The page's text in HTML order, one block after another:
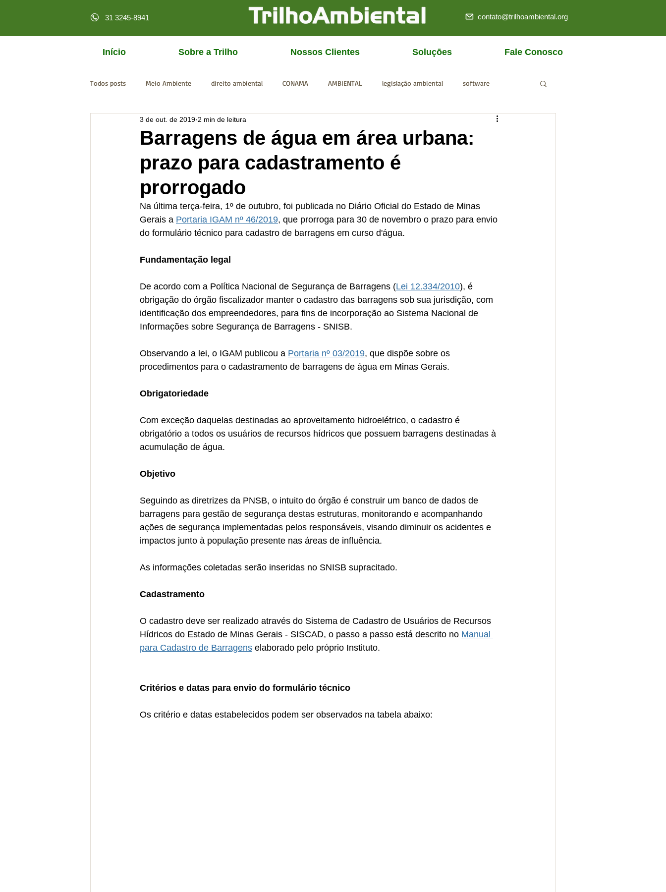
31 3245-8941 contato@trilhoambiental.org
Início Sobre a Trilho Nossos Clientes Soluçōes Fale Conosco
Todos posts Meio Ambiente direito ambiental CONAMA AMBIENTAL legislação ambiental software
licenciamento online MPF CGU
Barragens de água em área urbana:
prazo para cadastramento é
prorrogado
3 de out. de 2019 2 min de leitura
Na última terça-feira, 1º de outubro, foi publicada no Diário Oficial do Estado de Minas
Gerais a Portaria IGAM nº 46/2019, que prorroga para 30 de novembro o prazo para envio
do formulário técnico para cadastro de barragens em curso d'água.
Fundamentação legal
De acordo com a Política Nacional de Segurança de Barragens (Lei 12.334/2010), é
obrigação do órgão fiscalizador manter o cadastro das barragens sob sua jurisdição, com
identificação dos empreendedores, para fins de incorporação ao Sistema Nacional de
Informações sobre Segurança de Barragens - SNISB.
Observando a lei, o IGAM publicou a Portaria nº 03/2019, que dispõe sobre os
procedimentos para o cadastramento de barragens de água em Minas Gerais.
Obrigatoriedade
Com exceção daquelas destinadas ao aproveitamento hidroelétrico, o cadastro é
obrigatório a todos os usuários de recursos hídricos que possuem barragens destinadas à
acumulação de água.
Objetivo
Seguindo as diretrizes da PNSB, o intuito do órgão é construir um banco de dados de
barragens para gestão de segurança destas estruturas, monitorando e acompanhando
ações de segurança implementadas pelos responsáveis, visando diminuir os acidentes e
impactos junto à população presente nas áreas de influência.
As informações coletadas serão inseridas no SNISB supracitado.
Cadastramento
O cadastro deve ser realizado através do Sistema de Cadastro de Usuários de Recursos
Hídricos do Estado de Minas Gerais - SISCAD, o passo a passo está descrito no Manual
para Cadastro de Barragens elaborado pelo próprio Instituto.
Critérios e datas para envio do formulário técnico
Os critério e datas estabelecidos podem ser observados na tabela abaixo: